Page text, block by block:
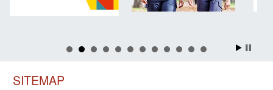
SITEMAP